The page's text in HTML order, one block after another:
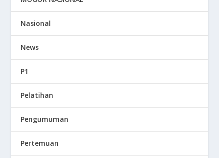
Nasional
News
P1
Pelatihan
Pengumuman
Pertemuan